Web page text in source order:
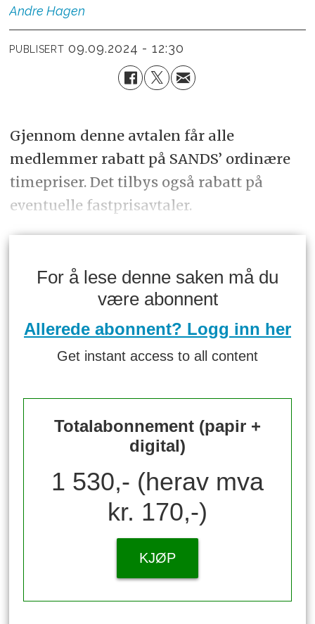
Andre Hagen
PUBLISERT 09.09.2024 - 12:30
Gjennom denne avtalen får alle
medlemmer rabatt på SANDS’ ordinære
timepriser. Det tilbys også rabatt på
eventuelle fastprisavtaler.
For å lese denne saken må du
være abonnent
Allerede abonnent? Logg inn her
Get instant access to all content
Totalabonnement (papir +
digital)
1 530,- (herav mva
kr. 170,-)
KJØP